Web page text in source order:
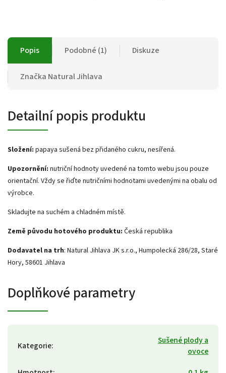
Popis Podobné (1) Diskuze
Značka Natural Jihlava
Detailní popis produktu
Složení: papaya sušená bez přidaného cukru, nesířená.
Upozornění: nutriční hodnoty uvedené na tomto webu jsou pouze
orientační. Vždy se řiďte nutričními hodnotami uvedenými na obalu od
výrobce.
Skladujte na suchém a chladném místě.
Země původu hotového produktu: Česká republika
Dodavatel na trh: Natural Jihlava JK s.r.o., Humpolecká 286/28, Staré
Hory, 58601 Jihlava
Doplňkové parametry
Kategorie:
Sušené plody a
ovoce